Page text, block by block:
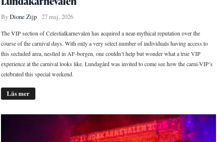
ByDione Zijp 27 maj, 2026
The VIP section of Celestialkarnevalen has acquired a near-mythical reputation over the
course of the carnival days. With only a very select number of individuals having access to
this secluded area, nestled in AF-borgen, one couldn’t help but wonder what a true VIP
experience at the carnival looks like. Lundagård was invited to come see how the carni-VIP’s
celebrated this special weekend.
Läs mer